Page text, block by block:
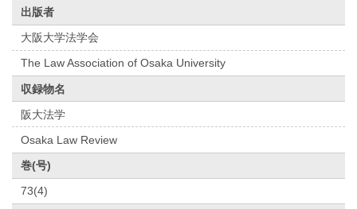
出版者
大阪大学法学会
The Law Association of Osaka University
収録物名
阪大法学
Osaka Law Review
巻(号)
73(4)